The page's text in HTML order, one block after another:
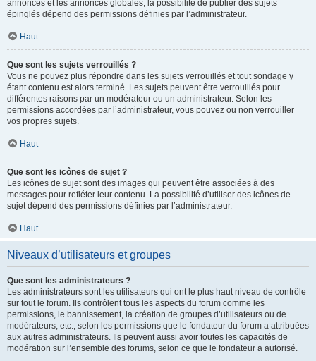
annonces et les annonces globales, la possibilité de publier des sujets
épinglés dépend des permissions définies par l’administrateur.
Haut
Que sont les sujets verrouillés ?
Vous ne pouvez plus répondre dans les sujets verrouillés et tout sondage y
étant contenu est alors terminé. Les sujets peuvent être verrouillés pour
différentes raisons par un modérateur ou un administrateur. Selon les
permissions accordées par l’administrateur, vous pouvez ou non verrouiller
vos propres sujets.
Haut
Que sont les icônes de sujet ?
Les icônes de sujet sont des images qui peuvent être associées à des
messages pour refléter leur contenu. La possibilité d’utiliser des icônes de
sujet dépend des permissions définies par l’administrateur.
Haut
Niveaux d’utilisateurs et groupes
Que sont les administrateurs ?
Les administrateurs sont les utilisateurs qui ont le plus haut niveau de contrôle
sur tout le forum. Ils contrôlent tous les aspects du forum comme les
permissions, le bannissement, la création de groupes d’utilisateurs ou de
modérateurs, etc., selon les permissions que le fondateur du forum a attribuées
aux autres administrateurs. Ils peuvent aussi avoir toutes les capacités de
modération sur l’ensemble des forums, selon ce que le fondateur a autorisé.